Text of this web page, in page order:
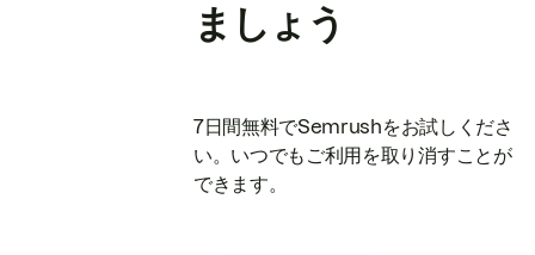
ましょう
7日間無料でSemrushをお試しくださ
い。いつでもご利用を取り消すことが
できます。